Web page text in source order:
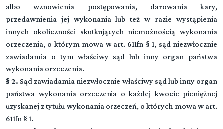
albo wznowienia postępowania, darowania kary,
przedawnienia jej wykonania lub też w razie wystąpienia
innych okoliczności skutkujących niemożnością wykonania
orzeczenia, o którym mowa w art. 611fn § 1, sąd niezwłocznie
zawiadamia o tym właściwy sąd lub inny organ państwa
wykonania orzeczenia.
§ 2. Sąd zawiadamia niezwłocznie właściwy sąd lub inny organ
państwa wykonania orzeczenia o każdej kwocie pieniężnej
uzyskanej z tytułu wykonania orzeczeń, o których mowa w art.
611fn § 1.
Przeczytaj zawartość działu
Rozdział 4 (art. 49 - 52)
Pokrzywdzony
Rozdział 5 (art. 53 - 58)
Oskarżyciel posiłkowy
Oskarżyciel prywatny
Rozdział 7 (art. 62 - 70)
Powód cywilny
Rozdział 11 (art. 92 - 107)
Orzeczenia, zarządzenia i polecenia
Rozdział 12 (art. 108 - 115)
Narada i głosowanie
Rozdział 13 (art. 116 - 121)
Porządek czynności procesowych
Terminy
DZIAŁ V (art. -)
Dowody
Rozdział 19 (art. 167 - 174)
Przepisy ogólne
Rozdział 20 (art. 175 - 176)
Wyjaśnienia oskarżonego
Rozdział 21 (art. 177 - 192a)
DZIAŁ VI (art. -)
Środki przymusu
Rozdział 27 (art. 243 - 248)
Zatrzymanie
Rozdział 28 (art. 249 - 277)
DZIAŁ VII (art. -)
Postępowanie przygotowawcze
▼